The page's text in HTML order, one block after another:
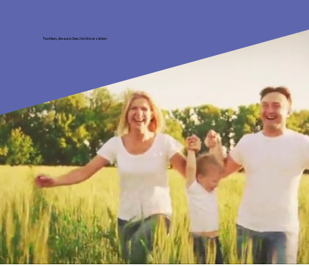
Textilien, die eure Geschichte erzählen